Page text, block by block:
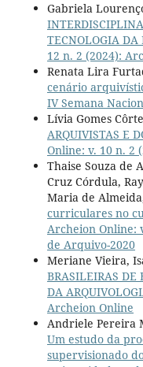
Gabriela
TECNOLOGIA DA
12 n. 2 (2024):
Renata Lira
cenário
IV Semana
Lívia Gomes
ARQUIVISTAS E
Online: v. 10 n. 2
Thaise Souza de
Cruz Córdula,
Maria de
curriculares no
Archeion Online:
de Arquivo-2020
Meriane Vieira,
BRASILEIRAS DE
DA
Archeion Online
Andriele Pereira
Um estudo da
supervisionado